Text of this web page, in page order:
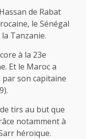
de Rabat
le Sénégal
Tanzanie.
à la 23e
Et le Maroc a
son capitaine
tirs au but que
notamment à
héroïque.